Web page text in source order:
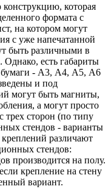
которая
формата с
на котором могут
с уже напечатанной
быть различными в
Однако, есть габариты
бумаги - А3, А4, А5, А6
и под
могут быть магниты,
а могут просто
трех сторон (по типу
стендов - варианты
различают
стендов:
производится на полу.
крепление на стену
вариант.